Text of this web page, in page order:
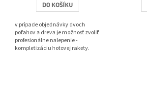
DO KOŠÍKU
v prípade objednávky dvoch
poťahov a dreva je možnosť zvoliť
profesionálne nalepenie -
kompletizáciu hotovej rakety.